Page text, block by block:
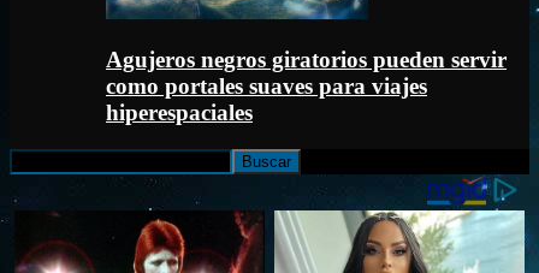
Agujeros negros giratorios pueden servir
como portales suaves para viajes
hiperespaciales